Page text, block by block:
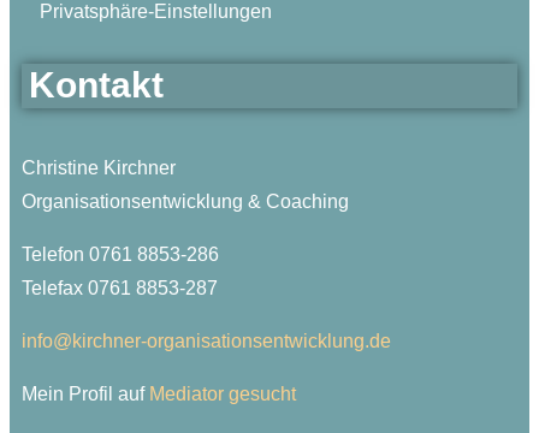
Privatsphäre-Einstellungen
Kontakt
Christine Kirchner
Organisationsentwicklung & Coaching
Telefon 0761 8853-286
Telefax 0761 8853-287
info@kirchner-organisationsentwicklung.de
Mein Profil auf Mediator gesucht